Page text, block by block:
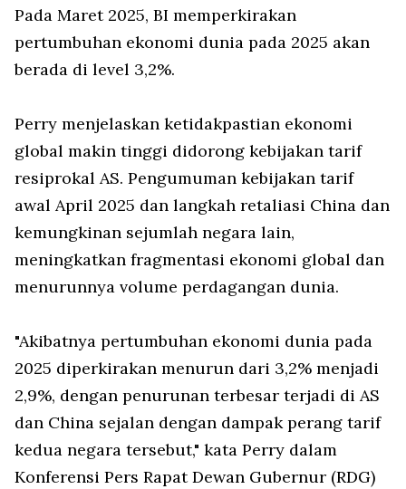
Pada Maret 2025, BI memperkirakan
pertumbuhan ekonomi dunia pada 2025 akan
berada di level 3,2%.
Perry menjelaskan ketidakpastian ekonomi
global makin tinggi didorong kebijakan tarif
resiprokal AS. Pengumuman kebijakan tarif
awal April 2025 dan langkah retaliasi China dan
kemungkinan sejumlah negara lain,
meningkatkan fragmentasi ekonomi global dan
menurunnya volume perdagangan dunia.
"Akibatnya pertumbuhan ekonomi dunia pada
2025 diperkirakan menurun dari 3,2% menjadi
2,9%, dengan penurunan terbesar terjadi di AS
dan China sejalan dengan dampak perang tarif
kedua negara tersebut," kata Perry dalam
Konferensi Pers Rapat Dewan Gubernur (RDG)